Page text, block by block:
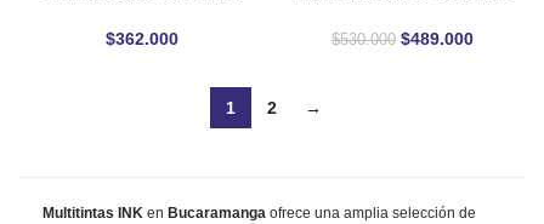
$362.000 $530.000 $489.000
1 2 →
Multitintas INK en Bucaramanga ofrece una amplia selección de